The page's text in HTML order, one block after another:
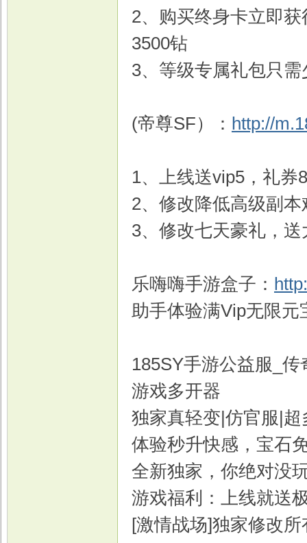
2、购买终身卡立即
3500钻
3、等级专属礼包只
(帝尊SF）： http://
1、上线送vip5，礼券
2、修改降低高级副
3、修改七天豪礼，
乐嗨嗨手游盒子：
助手体验满Vip无限元
185SY手游公益服_
游戏多开器
独家真轻变|仿官服|
体验秒升快感，宝石
全新独家，你绝对没
游戏福利：上线就送
[激情战场]独家修改